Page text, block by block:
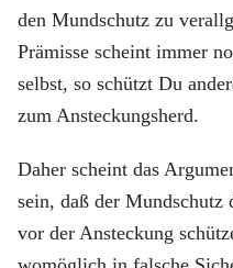
den Mundschutz zu
Prämisse scheint immer
selbst, so schützt Du
zum Ansteckungsherd.
Daher scheint das
sein, daß der
vor der Ansteckung